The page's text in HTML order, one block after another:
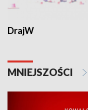
DrajW
MNIEJSZOŚCI